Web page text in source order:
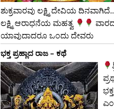
ಶುಕ್ರವಾರವು ಲಕ್ಷ್ಮಿ ದೇವಿಯ
ಲಕ್ಷ್ಮಿ ಆರಾಧನೆಯ ಮಹತ್ವ
ಯಾವುದಾದರೂ ಒಂದು ದೇವರು
ಭಕ್ತ ಪ್ರಹ್ಲಾದ ರಾಜ – ಕಥೆ